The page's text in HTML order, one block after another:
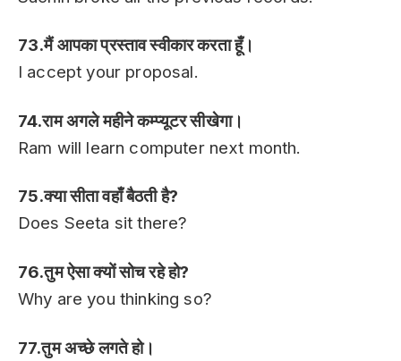
73.मैं आपका प्रस्ताव स्वीकार करता हूँ।
I accept your proposal.
74.राम अगले महीने कम्प्यूटर सीखेगा।
Ram will learn computer next month.
75.क्या सीता वहाँ बैठती है?
Does Seeta sit there?
76.तुम ऐसा क्यों सोच रहे हो?
Why are you thinking so?
77.तुम अच्छे लगते हो।